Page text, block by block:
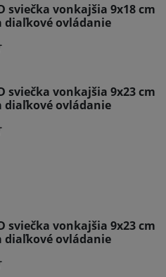
sviečka vonkajšia 9x18 cm
diaľkové ovládanie
sviečka vonkajšia 9x23 cm
diaľkové ovládanie
sviečka vonkajšia 9x23 cm
diaľkové ovládanie